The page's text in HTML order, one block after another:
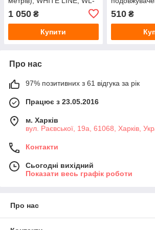
1 050 ₴
Купити
510₴
Про нас
97% позитивних з 61 відгука за рік
Працює з 23.05.2016
м. Харків
вул. Раєвської, 19а, 61068, Харків,
Контакти
Сьогодні вихідний
Показати весь графік роботи
Про нас